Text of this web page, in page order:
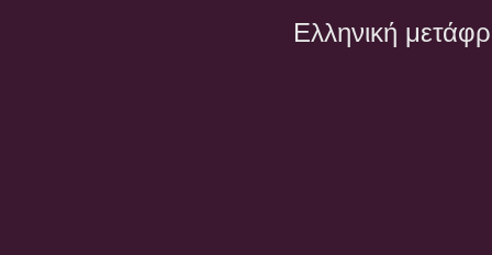
Ελληνική